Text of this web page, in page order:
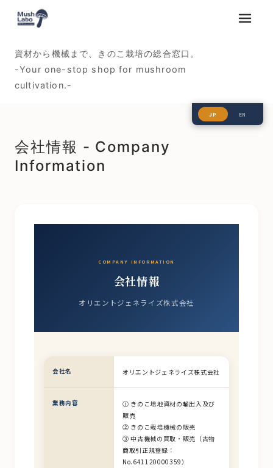
資材から機械まで、きのこ栽培の総合窓口。
-Your one-stop shop for mushroom
cultivation.-
メニュ
会社情報 - Company
Information
JP EN
COMPANY INFORMATION
会社情報
オリエントジェネライズ株式会社
会社名 オリエントジェネライズ株式会社
業務内容
① きのこ培地資材の輸出入及び
販売
② きのこ栽培機械の販売
③ 中古機械の買取・販売（古物
商取引正規登録：
No.641120000359）